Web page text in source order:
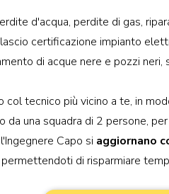
d'acqua, perdite di gas,
certificazione impianto
di acque nere e pozzi
col tecnico più vicino a te, in
da una squadra di 2 persone,
Capo si aggiornano
di risparmiare